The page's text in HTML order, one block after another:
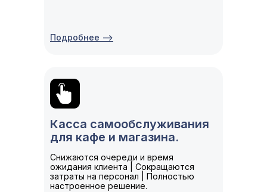
Подробнее -->
Касса самообслуживания
для кафе и магазина.
Снижаются очереди и время
ожидания клиента | Сокращаются
затраты на персонал | Полностью
настроенное решение.